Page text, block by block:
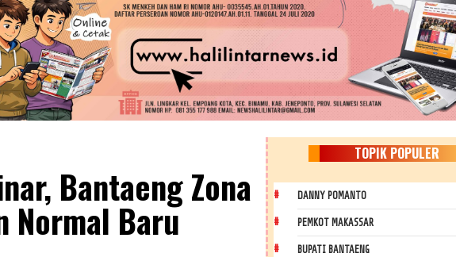
Bantaeng Zona
Normal Baru
TOPIK POPULER
DANNY POMANTO
PEMKOT MAKASSAR
BUPATI BANTAENG